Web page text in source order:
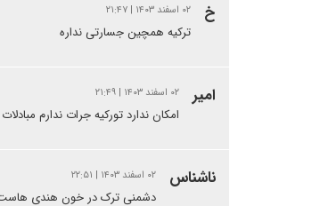
خ ۰۲ اسفند ۱۴۰۳ | ۲۱:۴۷
ترکیه همچین جسارتی نداره
امیر ۰۲ اسفند ۱۴۰۳ | ۲۱:۴۹
امکان ندارد تورکیه جرات ندارم
ناشناس ۰۲ اسفند ۱۴۰۳ | ۲۲:۵۱
دشمنی ترک در خون هندی